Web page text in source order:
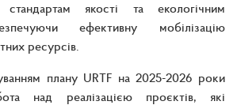
стандартам якості та екологічним
ефективну мобілізацію
ресурсів.
плану URTF на 2025-2026 роки
над реалізацією проєктів, які